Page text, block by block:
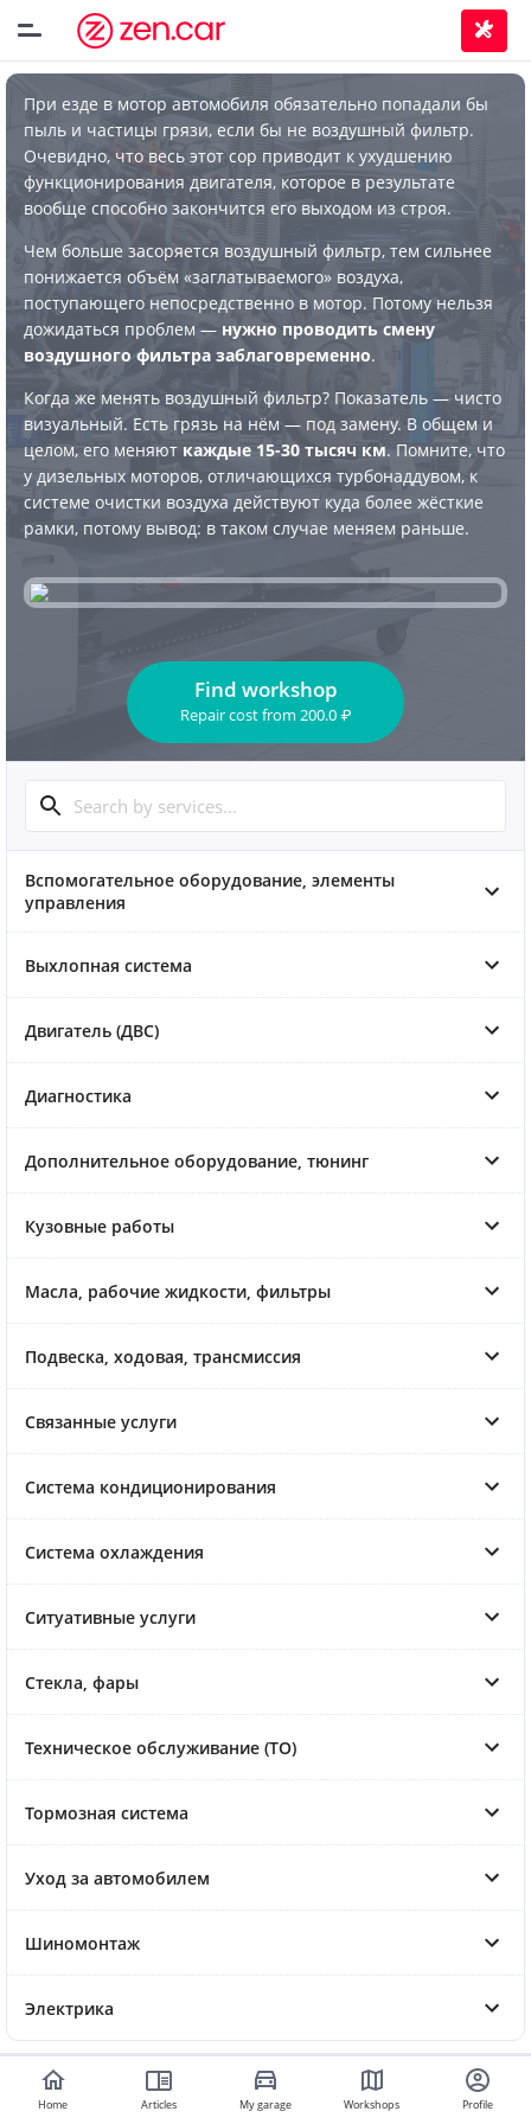
При езде в мотор автомобиля обязательно попадали бы
пыль и частицы грязи, если бы не воздушный фильтр.
Очевидно, что весь этот сор приводит к ухудшению
функционирования двигателя, которое в результате
вообще способно закончится его выходом из строя.
Чем больше засоряется воздушный фильтр, тем сильнее
понижается объём «заглатываемого» воздуха,
поступающего непосредственно в мотор. Потому нельзя
дожидаться проблем — нужно проводить смену
воздушного фильтра заблаговременно.
Когда же менять воздушный фильтр? Показатель — чисто
визуальный. Есть грязь на нём — под замену. В общем и
целом, его меняют каждые 15-30 тысяч км. Помните, что
у дизельных моторов, отличающихся турбонаддувом, к
системе очистки воздуха действуют куда более жёсткие
рамки, потому вывод: в таком случае меняем раньше.
Find workshop
Repair costfrom 200.0 ₽
Вспомогательное оборудование, элементы
управления
Выхлопная система
Двигатель (ДВС)
Диагностика
Дополнительное оборудование, тюнинг
Кузовные работы
Масла, рабочие жидкости, фильтры
Подвеска, ходовая, трансмиссия
Связанные услуги
Система кондиционирования
Система охлаждения
Ситуативные услуги
Стекла, фары
Техническое обслуживание (ТО)
Тормозная система
Уход за автомобилем
Шиномонтаж
Электрика
Home Articles My garage Workshops Profile